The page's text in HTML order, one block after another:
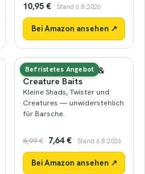
10,95 € · Stand 6.8.2026
Bei Amazon ansehen ↗
Befristetes Angebot
Mini-Gummiköder &
Creature Baits
Kleine Shads, Twister und
Creatures — unwiderstehlich
für Barsche.
8,99 € 7,64 € · Stand 6.8.2026
Bei Amazon ansehen ↗